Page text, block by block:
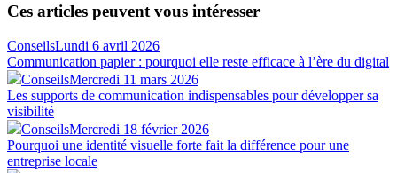
Ces articles peuvent vous intéresser
ConseilsLundi 6 avril 2026
Communication papier : pourquoi elle reste efficace à l’ère du digital
ConseilsMercredi 11 mars 2026
Les supports de communication indispensables pour développer sa
visibilité
ConseilsMercredi 18 février 2026
Pourquoi une identité visuelle forte fait la différence pour une
entreprise locale